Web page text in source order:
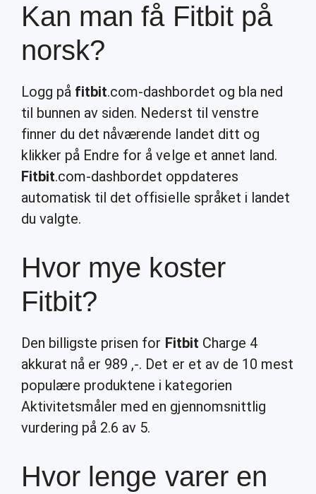
Kan man få Fitbit på
norsk?
Logg på fitbit.com-dashbordet og bla ned
til bunnen av siden. Nederst til venstre
finner du det nåværende landet ditt og
klikker på Endre for å velge et annet land.
Fitbit.com-dashbordet oppdateres
automatisk til det offisielle språket i landet
du valgte.
Hvor mye koster
Fitbit?
Den billigste prisen for Fitbit Charge 4
akkurat nå er 989 ,-. Det er et av de 10 mest
populære produktene i kategorien
Aktivitetsmåler med en gjennomsnittlig
vurdering på 2.6 av 5.
Hvor lenge varer en